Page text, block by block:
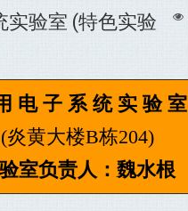
实验室 (特色实验
电 子 系 统 实 验 室
(炎黄大楼B栋204)
室负责人：魏水根